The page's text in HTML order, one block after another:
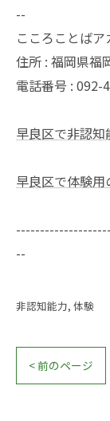
--
こころことばア
住所 : 福岡県福
電話番号 : 092-
早良区で非認
早良区で体験
--
非認知能力 体験
< 前のページ